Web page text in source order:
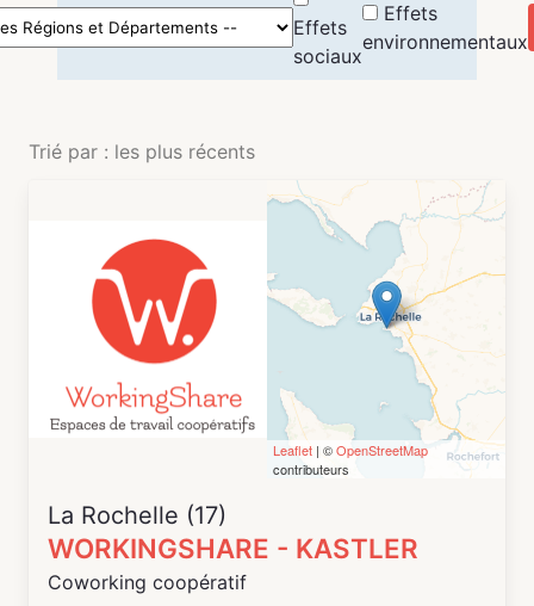
Effets
sociaux
Effets
environnementaux
Trié par : les plus récents
Leaflet | ©OpenStreetMap
contributeurs
La Rochelle (17)
WORKINGSHARE - KASTLER
Coworking coopératif